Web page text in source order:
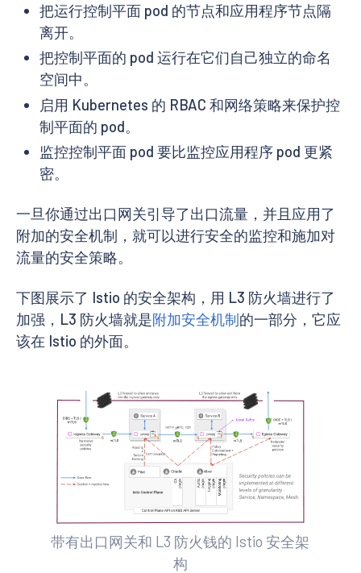
把运行控制平面 pod 的节点和应用程序节点隔
离开。
把控制平面的 pod 运行在它们自己独立的命名
空间中。
启用 Kubernetes 的 RBAC 和网络策略来保护控
制平面的 pod。
监控控制平面 pod 要比监控应用程序 pod 更紧
密。
一旦你通过出口网关引导了出口流量，并且应用了
附加的安全机制，就可以进行安全的监控和施加对
流量的安全策略。
下图展示了 Istio 的安全架构，用 L3 防火墙进行了
加强，L3 防火墙就是附加安全机制的一部分，它应
该在 Istio 的外面。
带有出口网关和 L3 防火钱的 Istio 安全架
构